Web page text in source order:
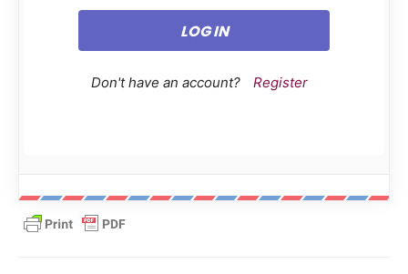
Don't have an account? Register